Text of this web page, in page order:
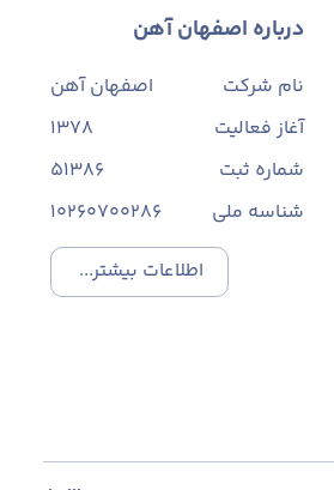
درباره اصفهان آهن
نام شرکت
اصفهان آهن
آغاز فعالیت
1378
شماره ثبت
۵۱۳۸۶
شناسه ملی
10260700286
اطلاعات بیشتر...